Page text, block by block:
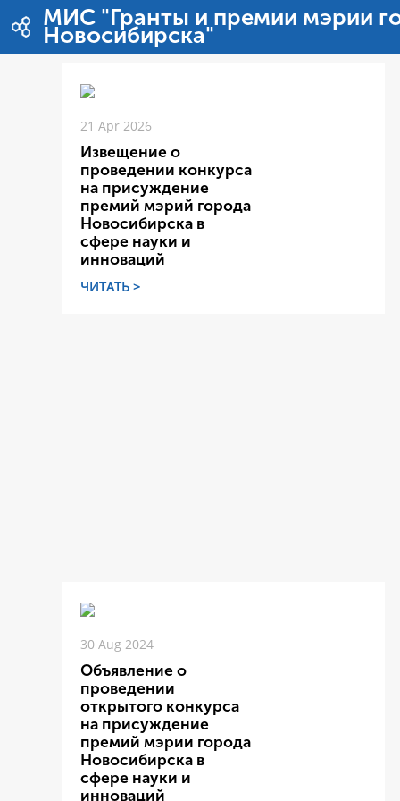
Zum Inhalt wechseln
МИС "Гранты и премии мэрии
Новосибирска"
21 Apr 2026
Извещение о
проведении конкурса
на присуждение
премий мэрий города
Новосибирска в
сфере науки и
инноваций
ЧИТАТЬ >
30 Aug 2024
Объявление о
проведении
открытого конкурса
на присуждение
премий мэрии города
Новосибирска в
сфере науки и
инноваций